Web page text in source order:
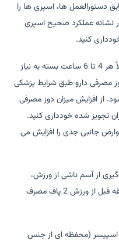
دستورالعمل ها، اسپری ها را
نشانه عملکرد صحیح اسپری
کنید.
سالبوتامول باید طبق دستور پزشک، معمولاً هر 4 تا 6 ساعت بسته به نیاز
مصرفی دارو طبق شرایط پزشکی
از افزایش میزان دوز مصرفی
تجویز شده خودداری کنید.
جانبی جدی را افزایش می
از آسم ناشی از ورزش،
مطابق دستور پزشک، معمولاً 15تا 30 دقیقه قبل از ورزش 2 پاف مصرف
اسپیسر (محفظه ای از جنس